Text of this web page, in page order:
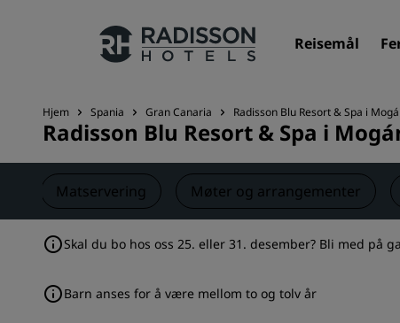
Reisemål
Merkevarene våre
Radisson Hotels-merker
Hjem Spania Gran Canaria Radisson Blu Resort & Spa i
Radisson Blu Resort & Spa i
Matservering Møter og arrangementer
Skal du bo hos oss 25. eller 31. desember? Bli med på
Barn anses for å være mellom to og tolv år